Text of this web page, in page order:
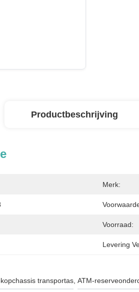
Productbeschrijving
Merk:
Voorraad:
Levering
transportas , ATM-